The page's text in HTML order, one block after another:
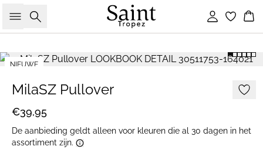
Zoeken Inloggen
NIEUWE
MilaSZ Pullover
€39,95
De aanbieding geldt alleen voor kleuren die al 30 dagen in het
assortiment zijn.